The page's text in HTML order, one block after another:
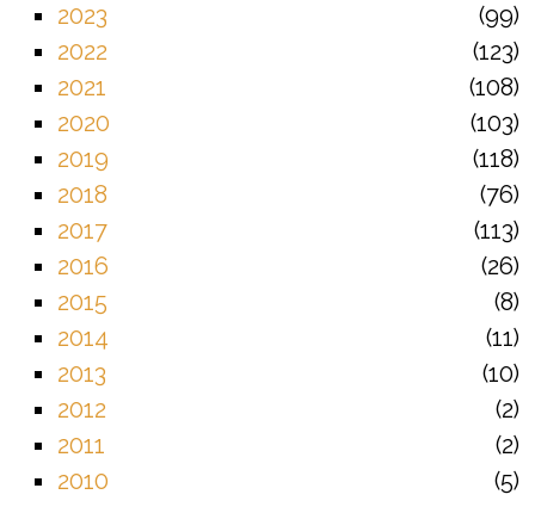
2023
99
2022
123
2021
108
2020
103
2019
118
2018
76
2017
113
2016
26
2015
8
2014
11
2013
10
2012
2
2011
2
2010
5